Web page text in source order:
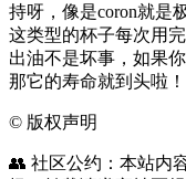
持呀，像是coron就是
这类型的杯子每次用
出油不是坏事，如果
那它的寿命就到头啦！
© 版权声明
👥 社区公约：本站内